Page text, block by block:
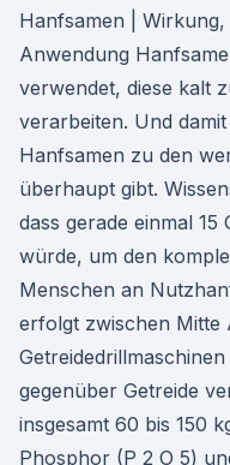
Hanfsamen |
Anwendung
verwendet, diese kalt
verarbeiten. Und
Hanfsamen zu den
überhaupt gibt.
dass gerade einmal
würde, um den
Menschen an
erfolgt zwischen Mitte
gegenüber Getreide
insgesamt 60 bis 150
Phosphor (P 2 O 5)